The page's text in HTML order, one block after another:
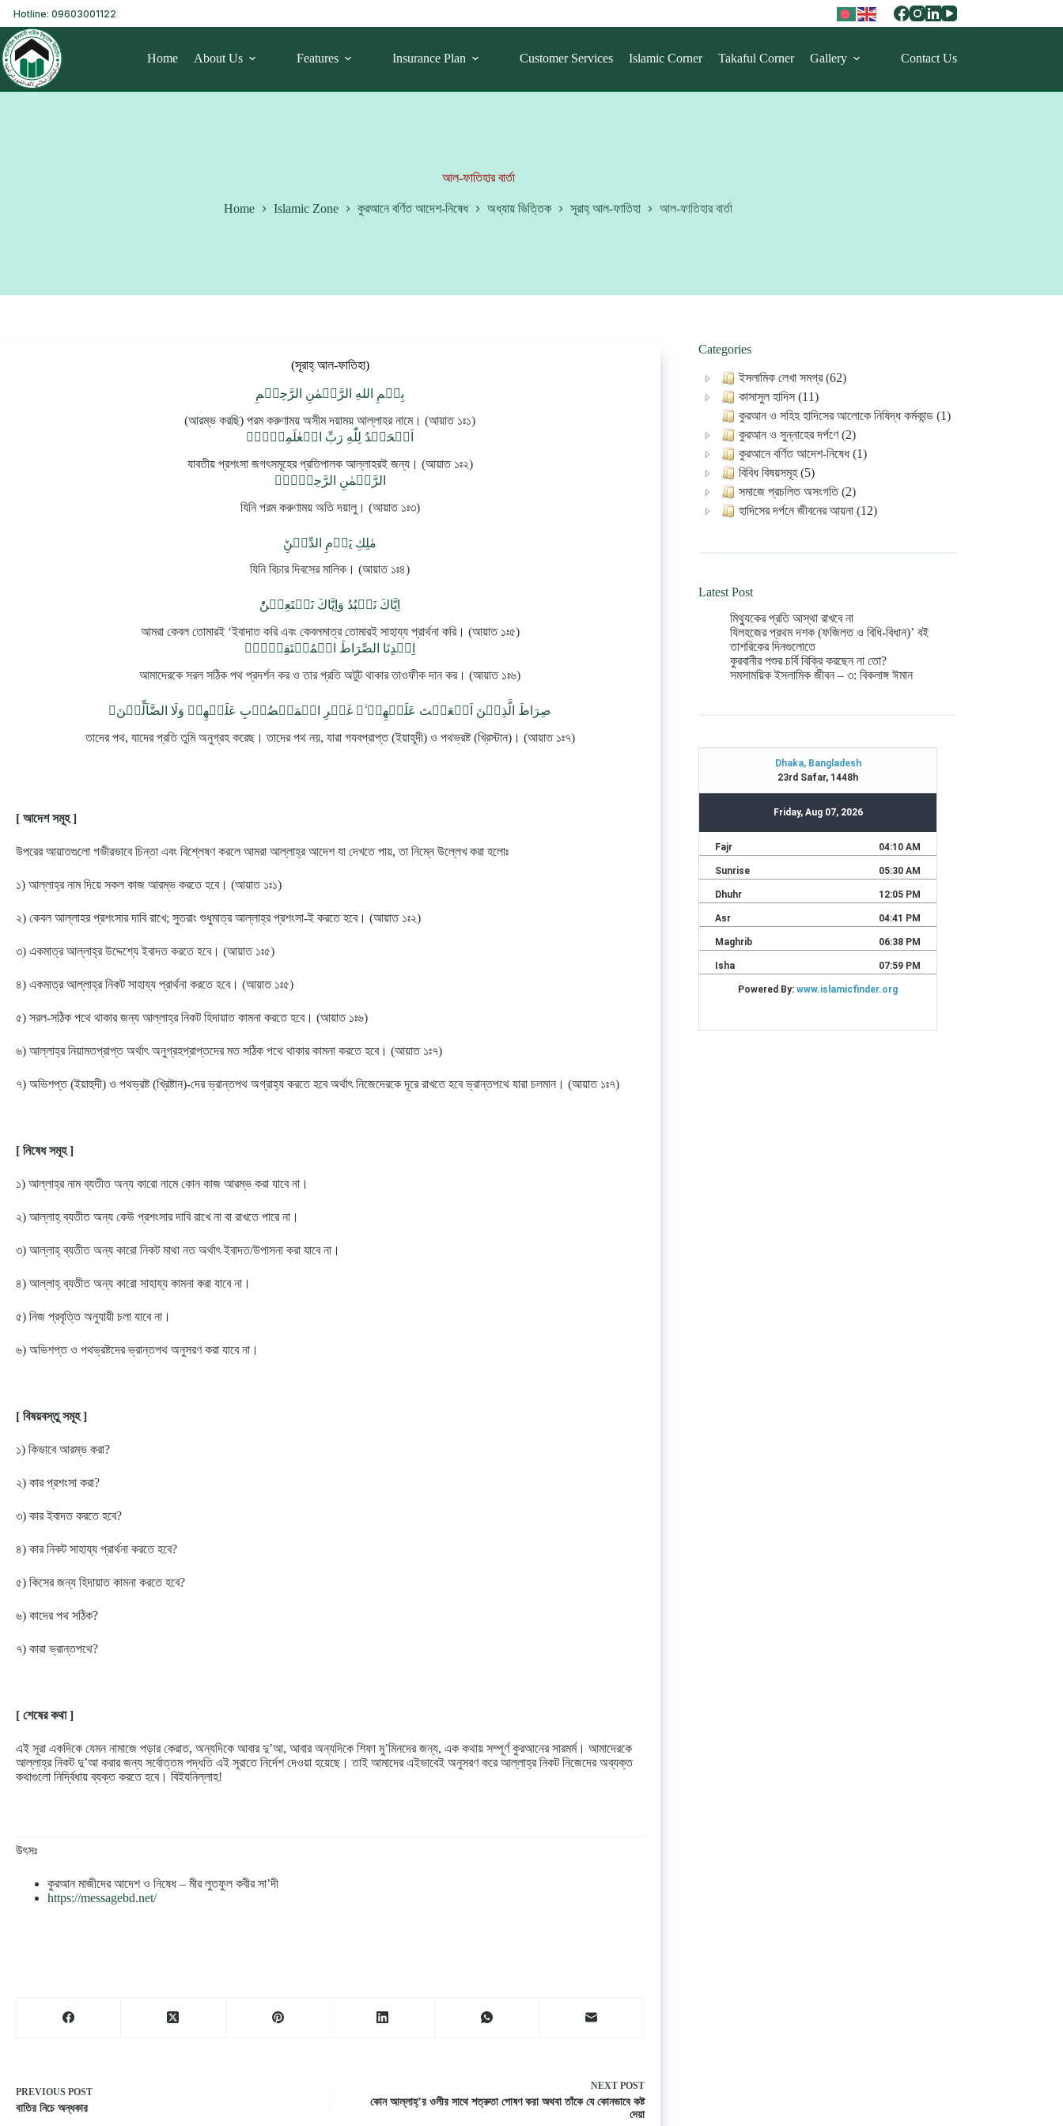
Hotline: 09603001122
Home About Us Features Insurance Plan Customer Services Islamic Corner Takaful Corner Gallery Contact Us
আল-ফাতিহার বার্তা
Home Islamic Zone কুরআনে বর্ণিত আদেশ-নিষেধ অধ্যায় ভিত্তিক সূরাহ্‌ আল-ফাতিহা আল-ফাতিহার বার্তা
(সূরাহ্‌ আল-ফাতিহা)
بِسۡمِ اللهِ الرَّحۡمٰنِ الرَّحِيۡمِ
(আরম্ভ করছি) পরম করুণাময় অসীম দয়াময় আল্লাহর নামে। (আয়াত ১ঃ১)
اَلۡحَمۡدُ لِلّٰهِ رَبِّ الۡعٰلَمِيۡنَۙ‏
যাবতীয় প্রশংসা জগৎসমূহের প্রতিপালক আল্লাহরই জন্য। (আয়াত ১ঃ২)
الرَّحۡمٰنِ الرَّحِيۡمِۙ‏
যিনি পরম করুণাময় অতি দয়ালু। (আয়াত ১ঃ৩)
مٰلِكِ يَوۡمِ الدِّيۡنِؕ‏
যিনি বিচার দিবসের মালিক। (আয়াত ১ঃ৪)
اِيَّاكَ نَعۡبُدُ وَاِيَّاكَ نَسۡتَعِيۡنُؕ‏
আমরা কেবল তোমারই ‘ইবাদাত করি এবং কেবলমাত্র তোমারই সাহায্য প্রার্থনা করি। (আয়াত ১ঃ৫)
اِهۡدِنَا الصِّرَاطَ الۡمُسۡتَقِيۡمَۙ‏
আমাদেরকে সরল সঠিক পথ প্রদর্শন কর ও তার প্রতি অটুট থাকার তাওফীক দান কর। (আয়াত ১ঃ৬)
صِرَاطَ الَّذِيۡنَ اَنۡعَمۡتَ عَلَيۡهِمۡ ۙ‏ غَيۡرِ الۡمَغۡضُوۡبِ عَلَيۡهِمۡ وَلَا الضَّآلِّيۡنَ‏
তাদের পথ, যাদের প্রতি তুমি অনুগ্রহ করেছ। তাদের পথ নয়, যারা গযবপ্রাপ্ত (ইয়াহূদী) ও পথভ্রষ্ট (খ্রিস্টান)। (আয়াত ১ঃ৭)
[ আদেশ সমূহ ]
উপরের আয়াতগুলো গভীরভাবে চিন্তা এবং বিশ্লেষণ করলে আমরা আল্লাহ্‌র আদেশ যা দেখতে পায়, তা নিম্নে উল্লেখ করা হলোঃ
১) আল্লাহ্‌র নাম দিয়ে সকল কাজ আরম্ভ করতে হবে। (আয়াত ১ঃ১)
২) কেবল আল্লাহর প্রশংসার দাবি রাখে; সুতরাং শুধুমাত্র আল্লাহ্‌র প্রশংসা-ই করতে হবে। (আয়াত ১ঃ২)
৩) একমাত্র আল্লাহ্‌র উদ্দেশ্যে ইবাদত করতে হবে। (আয়াত ১ঃ৫)
৪) একমাত্র আল্লাহ্‌র নিকট সাহায্য প্রার্থনা করতে হবে। (আয়াত ১ঃ৫)
৫) সরল-সঠিক পথে থাকার জন্য আল্লাহ্‌র নিকট হিদায়াত কামনা করতে হবে। (আয়াত ১ঃ৬)
৬) আল্লাহ্‌র নিয়ামতপ্রাপ্ত অর্থাৎ অনুগ্রহপ্রাপ্তদের মত সঠিক পথে থাকার কামনা করতে হবে। (আয়াত ১ঃ৭)
৭) অভিশপ্ত (ইয়াহুদী) ও পথভ্রষ্ট (খ্রিষ্টান)-দের ভ্রান্তপথ অগ্রাহ্য করতে হবে অর্থাৎ নিজেদেরকে দূরে রাখতে হবে ভ্রান্তপথে যারা চলমান। (আয়াত ১ঃ৭)
[ নিষেধ সমূহ ]
১) আল্লাহ্‌র নাম ব্যতীত অন্য কারো নামে কোন কাজ আরম্ভ করা যাবে না।
২) আল্লাহ্‌ ব্যতীত অন্য কেউ প্রশংসার দাবি রাখে না বা রাখতে পারে না।
৩) আল্লাহ্‌ ব্যতীত অন্য কারো নিকট মাথা নত অর্থাৎ ইবাদত/উপাসনা করা যাবে না।
৪) আল্লাহ্‌ ব্যতীত অন্য কারো সাহায্য কামনা করা যাবে না।
৫) নিজ প্রবৃত্তি অনুযায়ী চলা যাবে না।
৬) অভিশপ্ত ও পথভ্রষ্টদের ভ্রান্তপথ অনুসরণ করা যাবে না।
[ বিষয়বস্তু সমূহ ]
১) কিভাবে আরম্ভ করা?
২) কার প্রশংসা করা?
৩) কার ইবাদত করতে হবে?
৪) কার নিকট সাহায্য প্রার্থনা করতে হবে?
৫) কিসের জন্য হিদায়াত কামনা করতে হবে?
৬) কাদের পথ সঠিক?
৭) কারা ভ্রান্তপথে?
[ শেষের কথা ]
এই সূরা একদিকে যেমন নামাজে পড়ার কেরাত, অন্যদিকে আবার দু’আ, আবার অন্যদিকে শিফা মু’মিনদের জন্য, এক কথায় সম্পূর্ণ কুরআনের সারমর্ম। আমাদেরকে
আল্লাহ্‌র নিকট দু’আ করার জন্য সর্বোত্তম পদ্ধতি এই সূরাতে নির্দেশ দেওয়া হয়েছে। তাই আমাদের এইভাবেই অনুসরণ করে আল্লাহ্‌র নিকট নিজেদের অব্যক্ত
কথাগুলো নির্দ্বিধায় ব্যক্ত করতে হবে। বিইযনিল্লাহ!
উৎসঃ
কুরআন মাজীদের আদেশ ও নিষেধ – মীর লুতফুল কবীর সা’দী
https://messagebd.net/
PREVIOUS POST
বাতির নিচে অন্ধকার
NEXT POST
কোন আল্লাহ্’র ওলীর সাথে শত্রুতা পোষণ করা অথবা তাঁকে যে কোনভাবে কষ্ট
দেয়া
Categories
ইসলামিক লেখা সমগ্র (62)
কাসাসুল হাদিস (11)
কুরআন ও সহিহ হাদিসের আলোকে নিষিদ্ধ কর্মকান্ড (1)
কুরআন ও সুন্নাহের দর্পণে (2)
কুরআনে বর্ণিত আদেশ-নিষেধ (1)
বিবিধ বিষয়সমূহ (5)
সমাজে প্রচলিত অসংগতি (2)
হাদিসের দর্পনে জীবনের আয়না (12)
Latest Post
মিথ্যুকের প্রতি আস্থা রাখবে না
যিলহজের প্রথম দশক (ফজিলত ও বিধি-বিধান)’ বই
তাশরিকের দিনগুলোতে
কুরবানীর পশুর চর্বি বিক্রি করছেন না তো?
সমসাময়িক ইসলামিক জীবন – ৩: বিকলাঙ্গ ঈমান